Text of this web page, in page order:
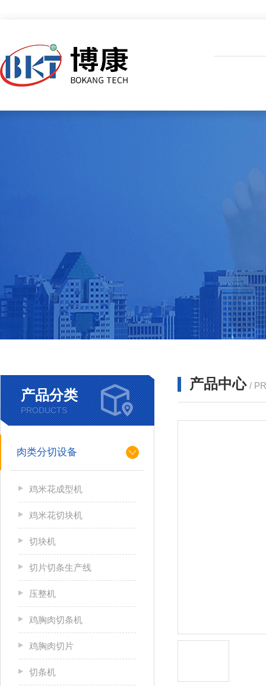
产品分类
PRODUCTS
肉类分切设备
鸡米花成型机
鸡米花切块机
切块机
切片切条生产线
压整机
鸡胸肉切条机
鸡胸肉切片
切条机
产品中心 /